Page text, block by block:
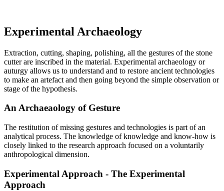
Experimental Archaeology
Extraction, cutting, shaping, polishing, all the gestures of the stone
cutter are inscribed in the material. Experimental archaeology or
auturgy allows us to understand and to restore ancient technologies
to make an artefact and then going beyond the simple observation or
stage of the hypothesis.
An Archaeaology of Gesture
The restitution of missing gestures and technologies is part of an
analytical process. The knowledge of knowledge and know-how is
closely linked to the research approach focused on a voluntarily
anthropological dimension.
Experimental Approach - The Experimental
Approach